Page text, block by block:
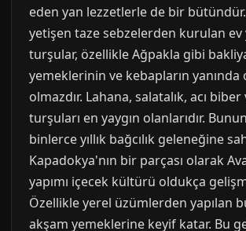
eden yan lezzetlerle de bir
yetişen taze sebzelerden kurulan ev
turşular, özellikle Ağpakla gibi
yemeklerinin ve kebapların yanında
olmazdır. Lahana, salatalık, acı
turşuları en yaygın olanlarıdır.
binlerce yıllık bağcılık geleneğine
Kapadokya'nın bir parçası olarak
yapımı içecek kültürü oldukça
Özellikle yerel üzümlerden yapılan
akşam yemeklerine keyif katar. Bu